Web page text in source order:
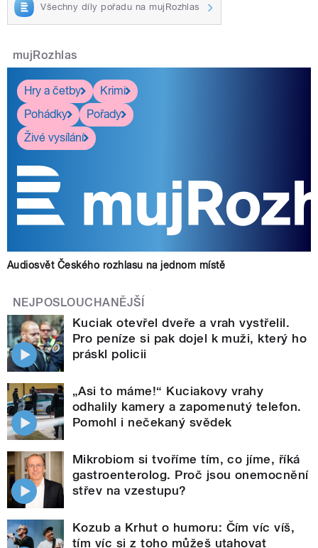
Všechny díly pořadu na mujRozhlas
mujRozhlas
Hry a četby
Krimi
Pohádky
Pořady
Živé vysílání
Audiosvět Českého rozhlasu na jednom místě
NEJPOSLOUCHANĚJŠÍ
Kuciak otevřel dveře a vrah vystřelil.
Pro peníze si pak dojel k muži, který ho
práskl policii
„Asi to máme!“ Kuciakovy vrahy
odhalily kamery a zapomenutý telefon.
Pomohl i nečekaný svědek
Mikrobiom si tvoříme tím, co jíme, říká
gastroenterolog. Proč jsou onemocnění
střev na vzestupu?
Kozub a Krhut o humoru: Čím víc víš,
tím víc si z toho můžeš utahovat